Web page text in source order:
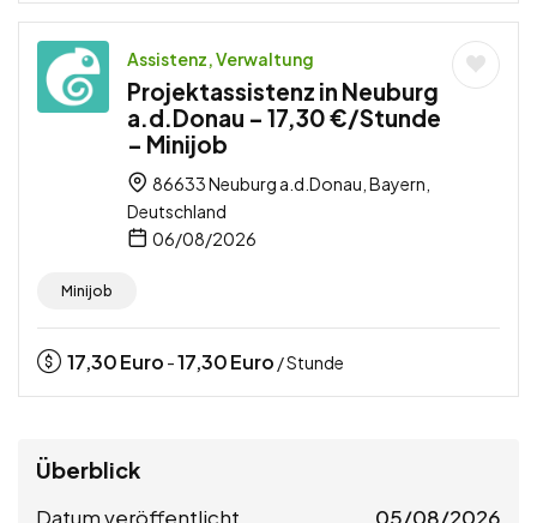
Assistenz, Verwaltung
Projektassistenz in Neuburg
a.d.Donau – 17,30 €/Stunde
– Minijob
86633 Neuburg a.d.Donau, Bayern,
Deutschland
06/08/2026
Minijob
17,30Euro -17,30Euro / Stunde
Überblick
Datum veröffentlicht 05/08/2026